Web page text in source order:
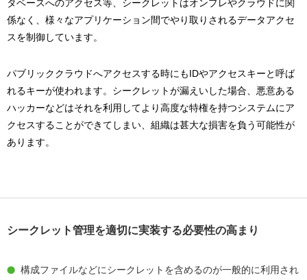
タベースへのアクセス等、シークレットはオンプレやクラウドに関
係なく、様々なアプリケーション間でやり取りされるデータアクセ
スを制御しています。
パブリッククラウドへアクセスする時にもIDやアクセスキーと呼ば
れるキーが使われます。シークレットが漏えいした場合、悪意ある
ハッカーなどはそれを利用してより高度な特権を持つシステムにア
クセスすることができてしまい、組織は甚大な損害を負う可能性が
あります。
シークレット管理を適切に実装する必要性の高まり
構成ファイルなどにシークレットを含めるのが一般的に利用され